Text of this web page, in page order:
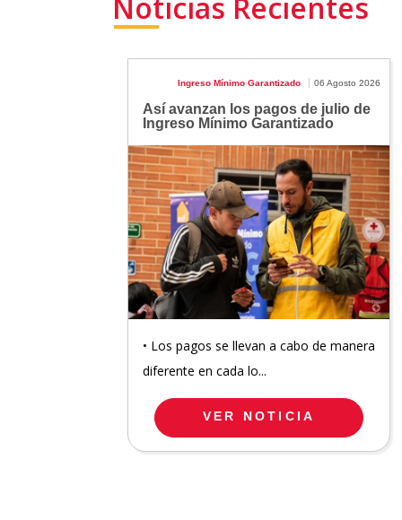
Ingreso Mínimo Garantizado 06 Agosto 2026
Así avanzan los pagos de julio de
Ingreso Mínimo Garantizado
• Los pagos se llevan a cabo de manera
diferente en cada lo...
VER NOTICIA